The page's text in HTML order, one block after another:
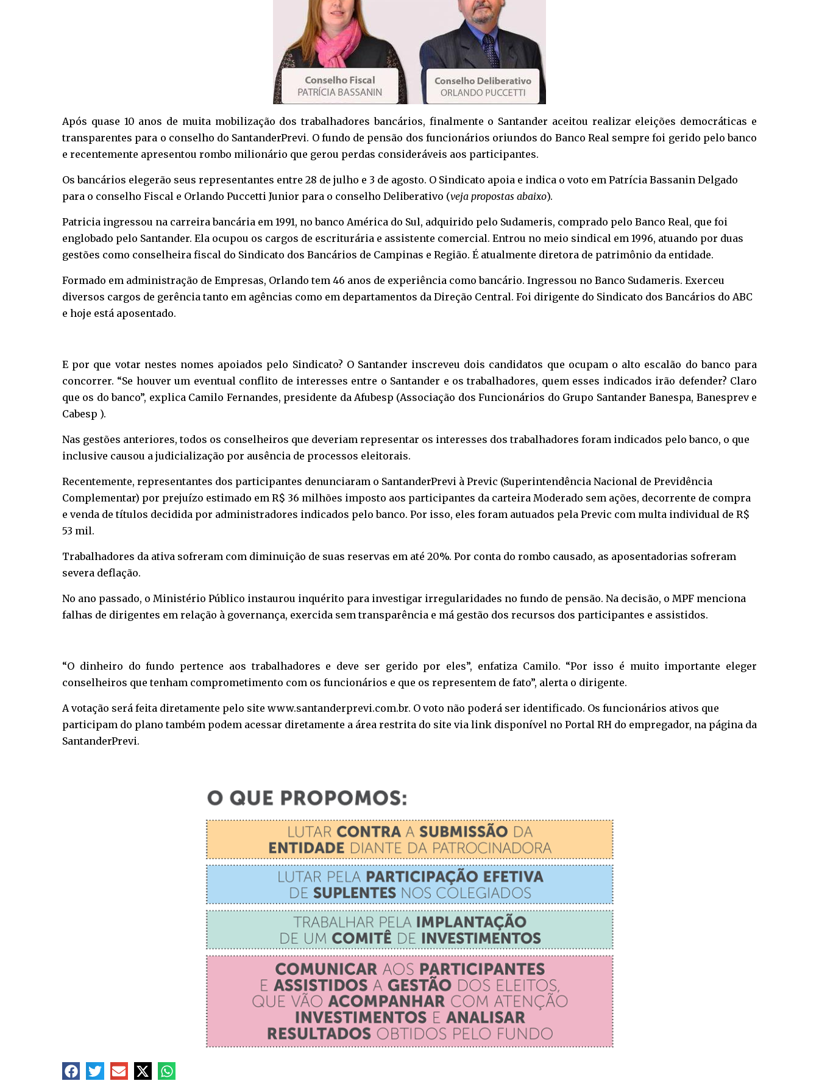
Após quase 10 anos de muita mobilização dos trabalhadores bancários, finalmente o Santander aceitou realizar eleições democráticas e
transparentes para o conselho do SantanderPrevi. O fundo de pensão dos funcionários oriundos do Banco Real sempre foi gerido pelo banco
e recentemente apresentou rombo milionário que gerou perdas consideráveis aos participantes.
Os bancários elegerão seus representantes entre 28 de julho e 3 de agosto. O Sindicato apoia e indica o voto em Patrícia Bassanin Delgado
para o conselho Fiscal e Orlando Puccetti Junior para o conselho Deliberativo (veja propostas abaixo).
Patricia ingressou na carreira bancária em 1991, no banco América do Sul, adquirido pelo Sudameris, comprado pelo Banco Real, que foi
englobado pelo Santander. Ela ocupou os cargos de escriturária e assistente comercial. Entrou no meio sindical em 1996, atuando por duas
gestões como conselheira fiscal do Sindicato dos Bancários de Campinas e Região. É atualmente diretora de patrimônio da entidade.
Formado em administração de Empresas, Orlando tem 46 anos de experiência como bancário. Ingressou no Banco Sudameris. Exerceu
diversos cargos de gerência tanto em agências como em departamentos da Direção Central. Foi dirigente do Sindicato dos Bancários do ABC
e hoje está aposentado.
E por que votar nestes nomes apoiados pelo Sindicato? O Santander inscreveu dois candidatos que ocupam o alto escalão do banco para
concorrer. “Se houver um eventual conflito de interesses entre o Santander e os trabalhadores, quem esses indicados irão defender? Claro
que os do banco”, explica Camilo Fernandes, presidente da Afubesp (Associação dos Funcionários do Grupo Santander Banespa, Banesprev e
Cabesp ).
Nas gestões anteriores, todos os conselheiros que deveriam representar os interesses dos trabalhadores foram indicados pelo banco, o que
inclusive causou a judicialização por ausência de processos eleitorais.
Recentemente, representantes dos participantes denunciaram o SantanderPrevi à Previc (Superintendência Nacional de Previdência
Complementar) por prejuízo estimado em R$ 36 milhões imposto aos participantes da carteira Moderado sem ações, decorrente de compra
e venda de títulos decidida por administradores indicados pelo banco. Por isso, eles foram autuados pela Previc com multa individual de R$
53 mil.
Trabalhadores da ativa sofreram com diminuição de suas reservas em até 20%. Por conta do rombo causado, as aposentadorias sofreram
severa deflação.
No ano passado, o Ministério Público instaurou inquérito para investigar irregularidades no fundo de pensão. Na decisão, o MPF menciona
falhas de dirigentes em relação à governança, exercida sem transparência e má gestão dos recursos dos participantes e assistidos.
“O dinheiro do fundo pertence aos trabalhadores e deve ser gerido por eles”, enfatiza Camilo. “Por isso é muito importante eleger
conselheiros que tenham comprometimento com os funcionários e que os representem de fato”, alerta o dirigente.
A votação será feita diretamente pelo site www.santanderprevi.com.br. O voto não poderá ser identificado. Os funcionários ativos que
participam do plano também podem acessar diretamente a área restrita do site via link disponível no Portal RH do empregador, na página da
SantanderPrevi.